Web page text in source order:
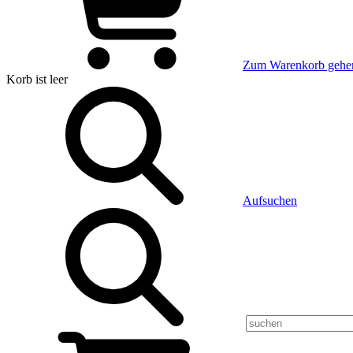
Zum Warenkorb
Korb ist leer
Aufsuchen